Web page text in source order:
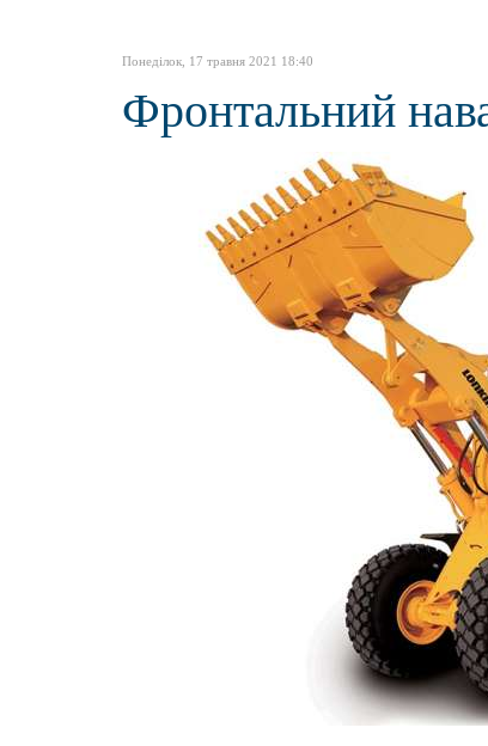
Понеділок, 17 травня 2021 18:40
Фронтальний